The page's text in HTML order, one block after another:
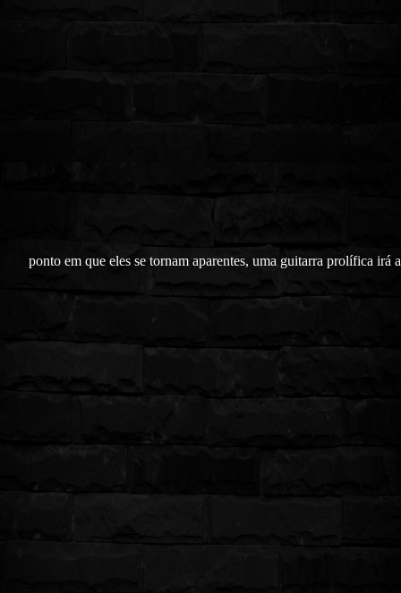
ponto em que eles se tornam aparentes, uma guitarra prolífica irá